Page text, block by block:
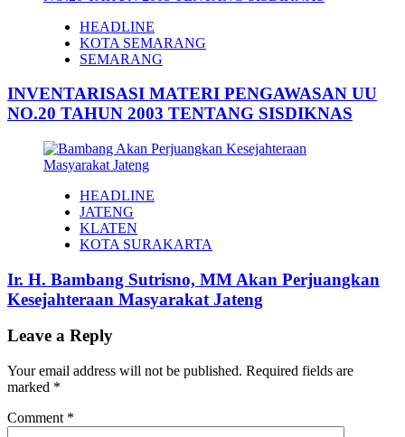
HEADLINE
KOTA SEMARANG
SEMARANG
INVENTARISASI MATERI PENGAWASAN UU
NO.20 TAHUN 2003 TENTANG SISDIKNAS
HEADLINE
JATENG
KLATEN
KOTA SURAKARTA
Ir. H. Bambang Sutrisno, MM Akan Perjuangkan
Kesejahteraan Masyarakat Jateng
Leave a Reply
Your email address will not be published. Required fields are
marked *
Comment *